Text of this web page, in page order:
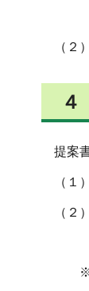
持参
（２
提案
（１
（２
（
※質疑